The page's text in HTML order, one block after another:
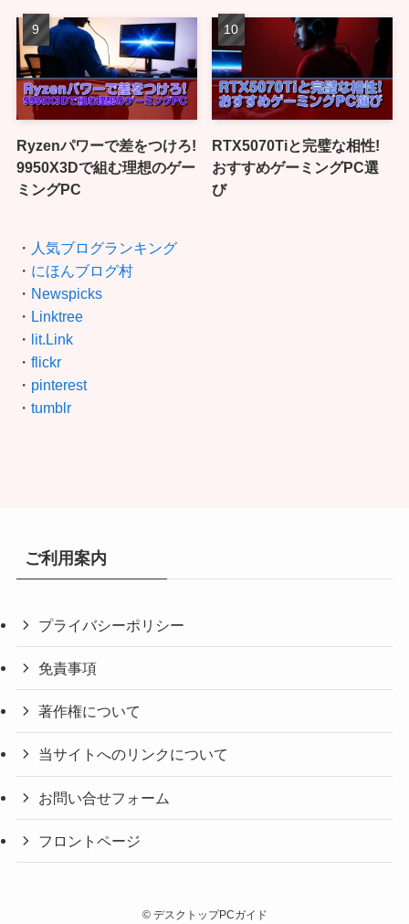
Ryzenパワーで差をつけろ!
9950X3Dで組む理想のゲー
ミングPC
RTX5070Tiと完璧な相性!
おすすめゲーミングPC選
び
・ 人気ブログランキング
・ にほんブログ村
・ Newspicks
・ Linktree
・ lit.Link
・ flickr
・ pinterest
・ tumblr
ご利用案内
プライバシーポリシー
免責事項
著作権について
当サイトへのリンクについて
お問い合せフォーム
フロントページ
©デスクトップPCガイド